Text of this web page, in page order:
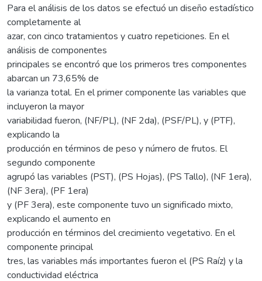
Para el análisis de los datos se efectuó un diseño estadístico
completamente al
azar, con cinco tratamientos y cuatro repeticiones. En el
análisis de componentes
principales se encontró que los primeros tres componentes
abarcan un 73,65% de
la varianza total. En el primer componente las variables que
incluyeron la mayor
variabilidad fueron, (NF/PL), (NF 2da), (PSF/PL), y (PTF),
explicando la
producción en términos de peso y número de frutos. El
segundo componente
agrupó las variables (PST), (PS Hojas), (PS Tallo), (NF 1era),
(NF 3era), (PF 1era)
y (PF 3era), este componente tuvo un significado mixto,
explicando el aumento en
producción en términos del crecimiento vegetativo. En el
componente principal
tres, las variables más importantes fueron el (PS Raíz) y la
conductividad eléctrica